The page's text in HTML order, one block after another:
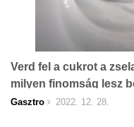
Verd fel a cukrot a
milyen finomság lesz
Gasztro 2022. 12. 28.